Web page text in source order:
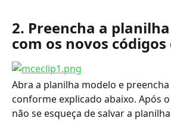
2. Preencha a
com os novos
Abra a planilha modelo e
conforme explicado abaixo. Após
não se esqueça de salvar a